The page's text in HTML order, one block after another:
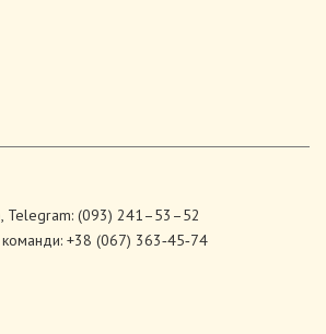
, Telegram:(093) 241–53–52
+38 (067) 363‑45‑74